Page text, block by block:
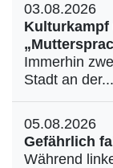
03.08.2026
Immerhin
Stadt an der...
05.08.2026
Gefährlich
Während